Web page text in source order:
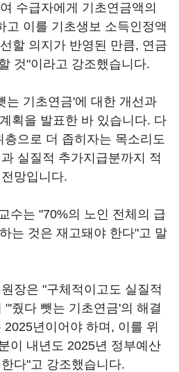
수급자에게 기초연금액의
고 이를 기초생보 소득인정액
할 의지가 반영된 만큼, 연금
것"이라고 강조했습니다.
는 기초연금'에 대한 개선과
획을 발표한 바 있습니다. 다
층으로 더 좁히자는 목소리도
실질적 추가지급분까지 적
망입니다.
수는 "70%의 노인 전체의 급
는 것은 재고돼야 한다"고 말
장은 "구체적이고도 실질적
줬다 뺏는 기초연금'의 해결
년이어야 하며, 이를 위
이 내년도 2025년 정부예산
다"고 강조했습니다.